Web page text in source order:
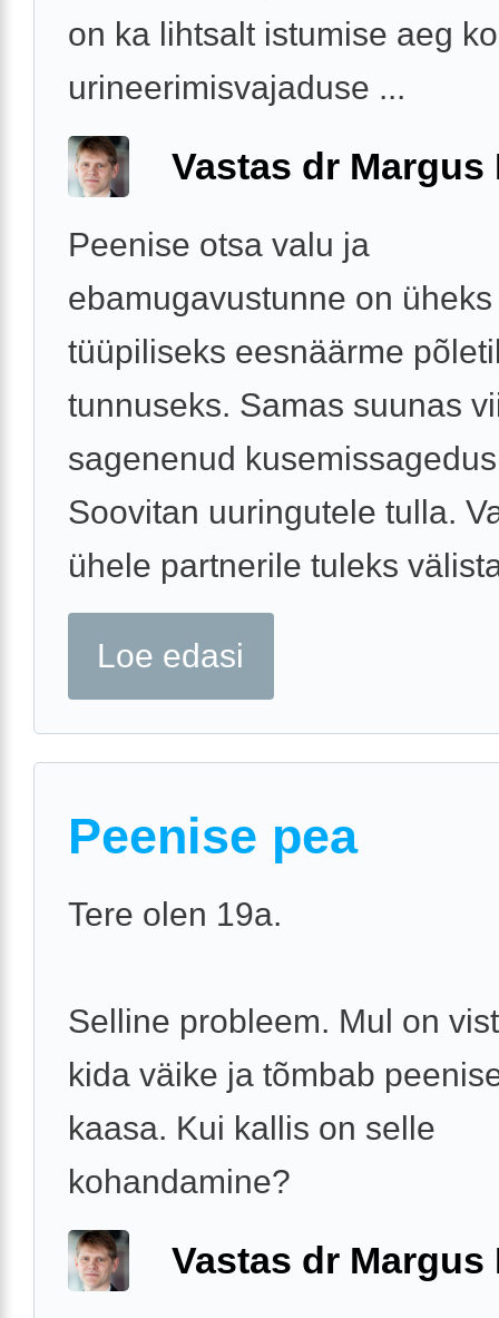
on ka lihtsalt istumise aeg
urineerimisvajaduse ...
Vastas dr Margus
Peenise otsa valu ja
ebamugavustunne on üheks
tüüpiliseks eesnäärme
tunnuseks. Samas suunas
sagenenud
Soovitan uuringutele tulla.
ühele partnerile tuleks
Loe edasi
Peenise pea
Tere olen 19a.
Selline probleem. Mul on
kida väike ja tõmbab
kaasa. Kui kallis on selle
kohandamine?
Vastas dr Margus